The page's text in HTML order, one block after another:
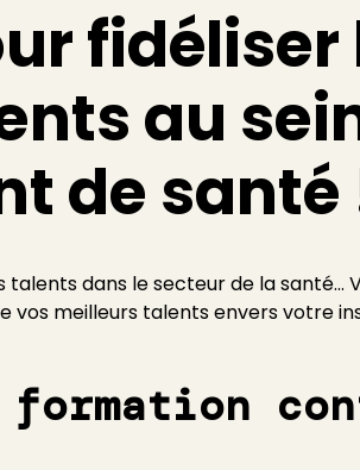
fidéliser
au
de santé
dans le secteur de la
meilleurs talents envers votre